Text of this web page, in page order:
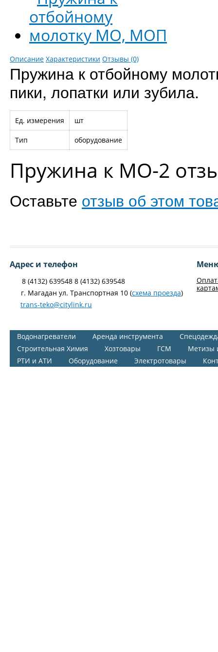
Описание Характеристики Отзывы (0)
Пружина к отбойному
пики, лопатки или зубила.
Ед. измерения шт
Тип оборудование
Пружина к МО-2
Оставьте отзыв об этом
Адрес и телефон
8 (4132) 639548 8 (4132) 639548
г. Магадан ул. Транспортная 10 (схема проезда)
trans-teko@citylink.ru
Водонагреватели Аренда инструмента
Строительная Химия
Хозтовары ГСМ
Метизы
РТИ и АТИ
Оборудование Электротовары